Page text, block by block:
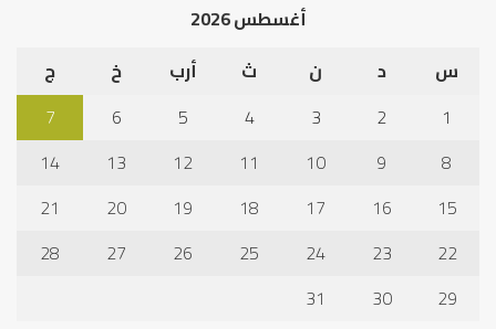
أغسطس 2026
س
د ن ث أرب خ
ج
1
2
3
4
5
6
7
8
9
10
11
12
13
14
15
16
17
18
19
20
21
22
23
24
25
26
27
28
29
30
31